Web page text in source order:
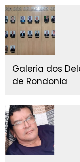
Galeria dos
de Rondonia